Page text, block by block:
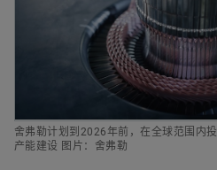
数字化产品
品牌保护
企业传播及公共事务，舍弗
+49 9132 82 5000
presse@schaeffler.com
舍弗勒计划到2026年前，在全球范围内
产能建设 图片：舍弗勒